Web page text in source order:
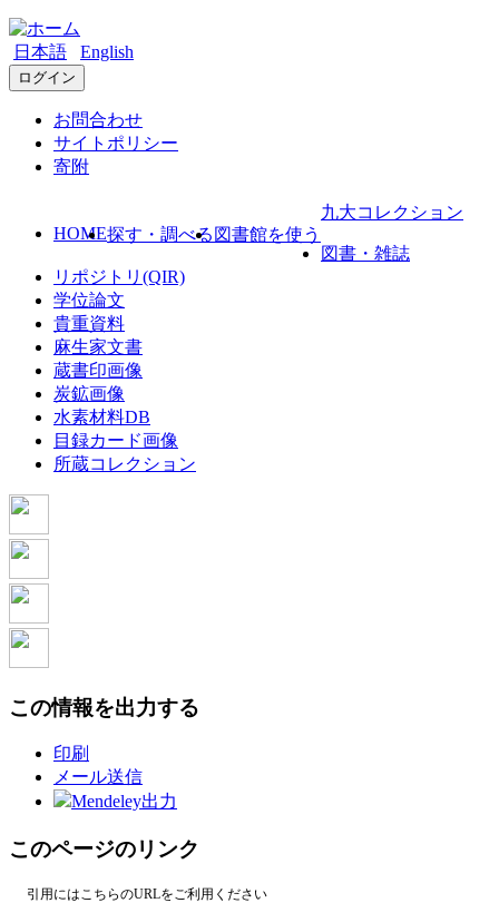
日本語 English
ログイン
お問合わせ
サイトポリシー
寄附
HOME探す・調べる 図書館を使う
九大コレクション
図書・雑誌
リポジトリ(QIR)
学位論文
貴重資料
麻生家文書
蔵書印画像
炭鉱画像
水素材料DB
目録カード画像
所蔵コレクション
この情報を出力する
印刷
メール送信
Mendeley出力
このページのリンク
引用にはこちらのURLをご利用ください